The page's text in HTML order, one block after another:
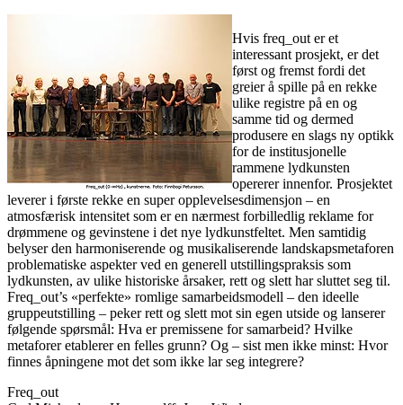
Hvis freq_out er et
interessant prosjekt, er det
først og fremst fordi det
greier å spille på en rekke
ulike registre på en og
samme tid og dermed
produsere en slags ny optikk
for de institusjonelle
rammene lydkunsten
opererer innenfor. Prosjektet
leverer i første rekke en super opplevelsesdimensjon – en
atmosfærisk intensitet som er en nærmest forbilledlig reklame for
drømmene og gevinstene i det nye lydkunstfeltet. Men samtidig
belyser den harmoniserende og musikaliserende landskapsmetaforen
problematiske aspekter ved en generell utstillingspraksis som
lydkunsten, av ulike historiske årsaker, rett og slett har sluttet seg til.
Freq_out’s «perfekte» romlige samarbeidsmodell – den ideelle
gruppeutstilling – peker rett og slett mot sin egen utside og lanserer
følgende spørsmål: Hva er premissene for samarbeid? Hvilke
metaforer etablerer en felles grunn? Og – sist men ikke minst: Hvor
finnes åpningene mot det som ikke lar seg integrere?
Freq_out